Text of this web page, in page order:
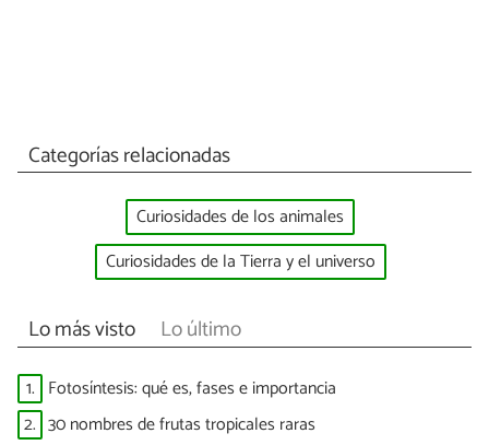
Categorías relacionadas
Curiosidades de los animales
Curiosidades de la Tierra y el universo
Lo más visto Lo último
1. Fotosíntesis: qué es, fases e importancia
2. 30 nombres de frutas tropicales raras